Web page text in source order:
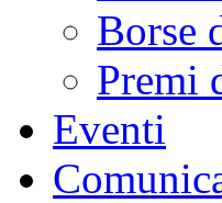
Borse
Premi
Eventi